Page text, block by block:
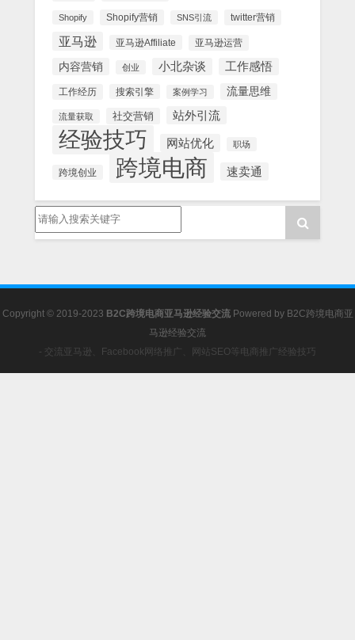
Shopify Shopify营销 SNS引流 twitter营销
亚马逊 亚马逊Affiliate 亚马逊运营
内容营销 创业 小北杂谈 工作感悟
工作经历 搜索引擎 案例学习 流量思维
流量获取 社交营销 站外引流
经验技巧 网站优化 职场
跨境创业 跨境电商 速卖通
Copyright © 2019-2023 B2C跨境电商亚马逊经验交流 Powered by B2C跨境电商亚
马逊经验交流
- 交流亚马逊、Facebook网络推广、网站SEO等电商推广经验技巧